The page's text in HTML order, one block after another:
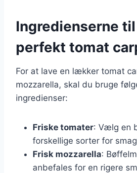
Ingredienserne
perfekt tomat
For at lave en lækker tomat
mozzarella, skal du bruge
ingredienser:
Friske tomater: Vælg en
forskellige sorter for
Frisk mozzarella:
anbefales for en rigere